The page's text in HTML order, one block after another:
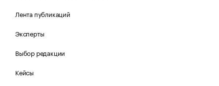
Лента публикаций
Эксперты
Выбор редакции
Кейсы